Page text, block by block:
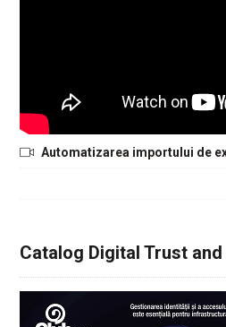
Automatizarea importului de
Catalog Digital Trust